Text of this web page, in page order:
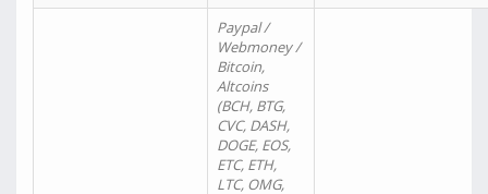
Paypal /
Webmoney /
Bitcoin,
Altcoins
(BCH, BTG,
CVC, DASH,
DOGE, EOS,
ETC, ETH,
LTC, OMG,